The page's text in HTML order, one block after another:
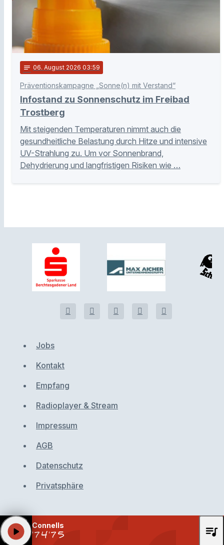
notes 06. August 2026 03:59
Präventionskampagne „Sonne(n) mit Verstand“
Infostand zu Sonnenschutz im Freibad
Trostberg
Mit steigenden Temperaturen nimmt auch die
gesundheitliche Belastung durch Hitze und intensive
UV-Strahlung zu. Um vor Sonnenbrand,
Dehydrierung und langfristigen Risiken wie …
Jobs
Kontakt
Empfang
Radioplayer & Stream
Impressum
AGB
Datenschutz
Privatsphäre
Connells
'74'75
play_arrow queue_music